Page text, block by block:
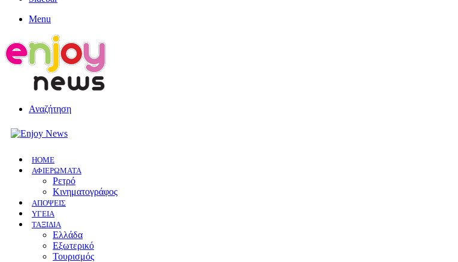
Menu
Αναζήτηση
HOME
ΑΦΙΕΡΩΜΑΤΑ
Ρετρό
Κινηματογράφος
ΑΠΟΨΕΙΣ
ΥΓΕΙΑ
ΤΑΞΙΔΙΑ
Ελλάδα
Εξωτερικό
Τουρισμός